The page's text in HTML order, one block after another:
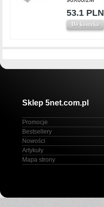
53.1 PLN
Do koszyka
Sklep 5net.com.pl
Promocje
Bestsellery
Nowości
Artykuły
Mapa strony